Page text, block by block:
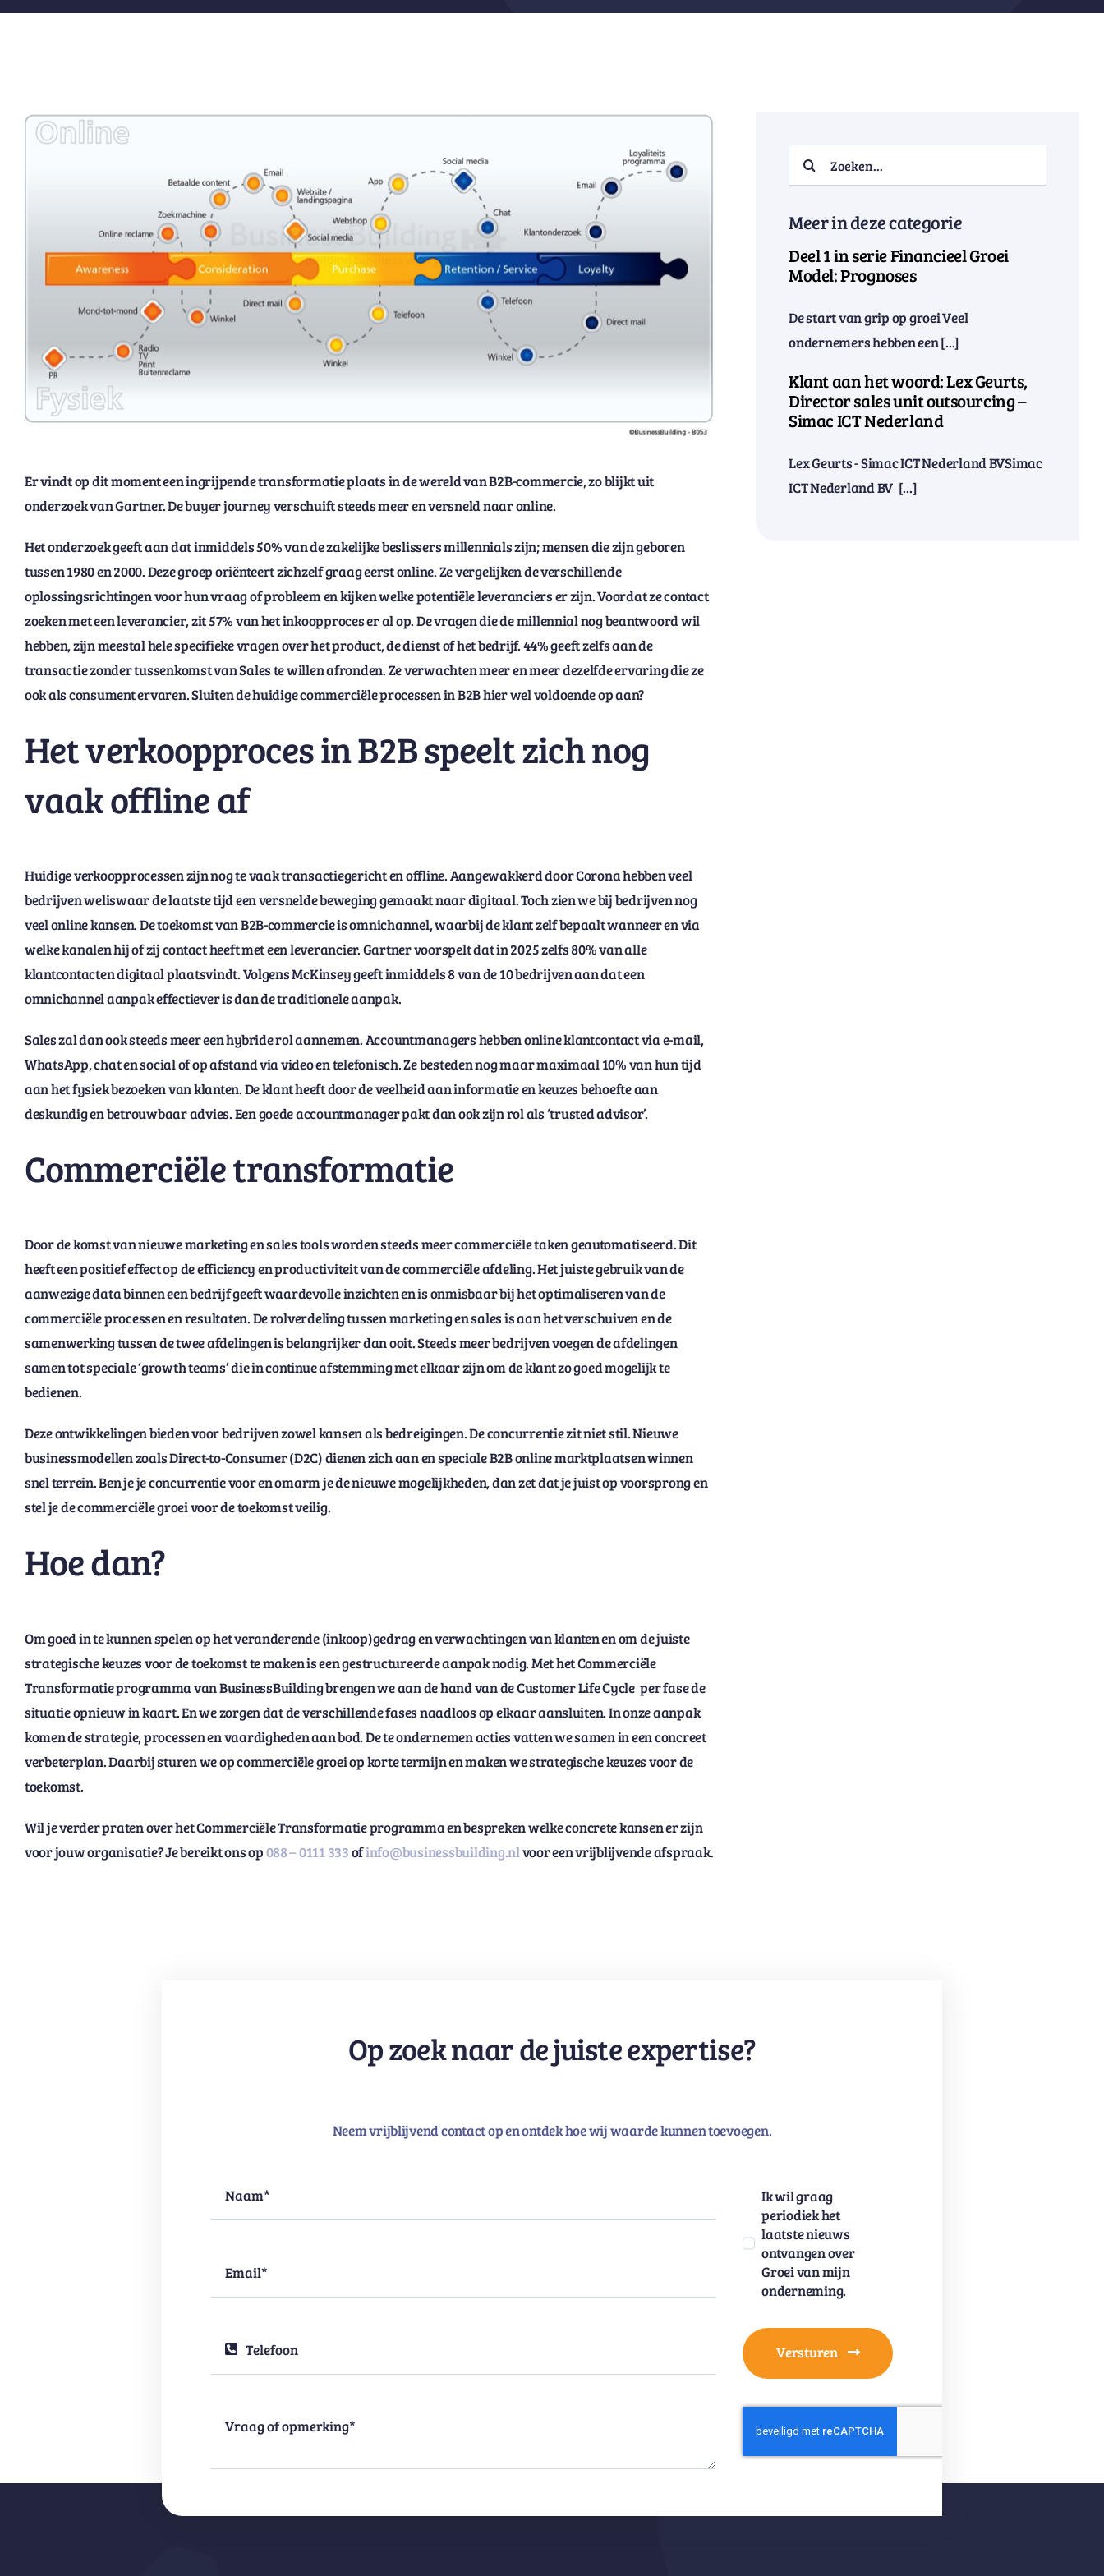
Er vindt op dit moment een ingrijpende transformatie plaats in de wereld van B2B-commercie, zo blijkt uit
onderzoek van Gartner. De buyer journey verschuift steeds meer en versneld naar online.
Het onderzoek geeft aan dat inmiddels 50% van de zakelijke beslissers millennials zijn; mensen die zijn geboren
tussen 1980 en 2000. Deze groep oriënteert zichzelf graag eerst online. Ze vergelijken de verschillende
oplossingsrichtingen voor hun vraag of probleem en kijken welke potentiële leveranciers er zijn. Voordat ze contact
zoeken met een leverancier, zit 57% van het inkoopproces er al op. De vragen die de millennial nog beantwoord wil
hebben, zijn meestal hele specifieke vragen over het product, de dienst of het bedrijf. 44% geeft zelfs aan de
transactie zonder tussenkomst van Sales te willen afronden. Ze verwachten meer en meer dezelfde ervaring die ze
ook als consument ervaren. Sluiten de huidige commerciële processen in B2B hier wel voldoende op aan?
Het verkoopproces in B2B speelt zich nog
vaak offline af
Huidige verkoopprocessen zijn nog te vaak transactiegericht en offline. Aangewakkerd door Corona hebben veel
bedrijven weliswaar de laatste tijd een versnelde beweging gemaakt naar digitaal. Toch zien we bij bedrijven nog
veel online kansen. De toekomst van B2B-commercie is omnichannel, waarbij de klant zelf bepaalt wanneer en via
welke kanalen hij of zij contact heeft met een leverancier. Gartner voorspelt dat in 2025 zelfs 80% van alle
klantcontacten digitaal plaatsvindt. Volgens McKinsey geeft inmiddels 8 van de 10 bedrijven aan dat een
omnichannel aanpak effectiever is dan de traditionele aanpak.
Sales zal dan ook steeds meer een hybride rol aannemen. Accountmanagers hebben online klantcontact via e-mail,
WhatsApp, chat en social of op afstand via video en telefonisch. Ze besteden nog maar maximaal 10% van hun tijd
aan het fysiek bezoeken van klanten. De klant heeft door de veelheid aan informatie en keuzes behoefte aan
deskundig en betrouwbaar advies. Een goede accountmanager pakt dan ook zijn rol als ‘trusted advisor’.
Commerciële transformatie
Door de komst van nieuwe marketing en sales tools worden steeds meer commerciële taken geautomatiseerd. Dit
heeft een positief effect op de efficiency en productiviteit van de commerciële afdeling. Het juiste gebruik van de
aanwezige data binnen een bedrijf geeft waardevolle inzichten en is onmisbaar bij het optimaliseren van de
commerciële processen en resultaten. De rolverdeling tussen marketing en sales is aan het verschuiven en de
samenwerking tussen de twee afdelingen is belangrijker dan ooit. Steeds meer bedrijven voegen de afdelingen
samen tot speciale ‘growth teams’ die in continue afstemming met elkaar zijn om de klant zo goed mogelijk te
bedienen.
Deze ontwikkelingen bieden voor bedrijven zowel kansen als bedreigingen. De concurrentie zit niet stil. Nieuwe
businessmodellen zoals Direct-to-Consumer (D2C) dienen zich aan en speciale B2B online marktplaatsen winnen
snel terrein. Ben je je concurrentie voor en omarm je de nieuwe mogelijkheden, dan zet dat je juist op voorsprong en
stel je de commerciële groei voor de toekomst veilig.
Hoe dan?
Om goed in te kunnen spelen op het veranderende (inkoop)gedrag en verwachtingen van klanten en om de juiste
strategische keuzes voor de toekomst te maken is een gestructureerde aanpak nodig. Met het Commerciële
Transformatie programma van BusinessBuilding brengen we aan de hand van de Customer Life Cycle per fase de
situatie opnieuw in kaart. En we zorgen dat de verschillende fases naadloos op elkaar aansluiten. In onze aanpak
komen de strategie, processen en vaardigheden aan bod. De te ondernemen acties vatten we samen in een concreet
verbeterplan. Daarbij sturen we op commerciële groei op korte termijn en maken we strategische keuzes voor de
toekomst.
Wil je verder praten over het Commerciële Transformatie programma en bespreken welke concrete kansen er zijn
voor jouw organisatie? Je bereikt ons op088 – 0111 333ofinfo@businessbuilding.nlvoor een vrijblijvende afspraak.
Search
for:
Meer in deze categorie
Deel 1 in serie Financieel Groei
Model: Prognoses
De start van grip op groei Veel
ondernemers hebben een [...]
Klant aan het woord: Lex Geurts,
Director sales unit outsourcing –
Simac ICT Nederland
Lex Geurts - Simac ICT Nederland BVSimac
ICT Nederland BV [...]
Op zoek naar de juiste expertise?
Neem vrijblijvend contact op en ontdek hoe wij waarde kunnen toevoegen.
Ik wil graag
periodiek het
laatste nieuws
ontvangen over
Groei van mijn
onderneming.
Versturen